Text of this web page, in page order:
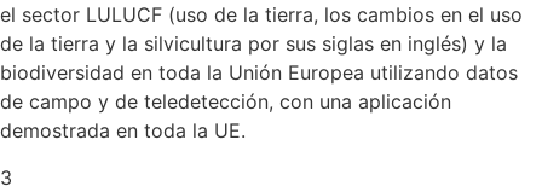
el sector LULUCF (uso de la tierra, los cambios en el uso
de la tierra y la silvicultura por sus siglas en inglés) y la
biodiversidad en toda la Unión Europea utilizando datos
de campo y de teledetección, con una aplicación
demostrada en toda la UE.
3